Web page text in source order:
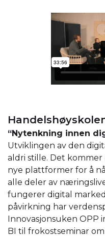
“Nytenkning innen
Utviklingen av den
aldri stille. Det
nye plattformer for å
alle deler av
fungerer digital
påvirkning har
Innovasjonsuken OPP
BI til frokostseminar